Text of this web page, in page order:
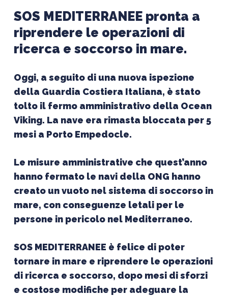
SOS MEDITERRANEE pronta a
riprendere le operazioni di
ricerca e soccorso in mare.
Oggi, a seguito di una nuova ispezione
della Guardia Costiera Italiana, è stato
tolto il fermo amministrativo della Ocean
Viking. La nave era rimasta bloccata per 5
mesi a Porto Empedocle.
Le misure amministrative che quest’anno
hanno fermato le navi della ONG hanno
creato un vuoto nel sistema di soccorso in
mare, con conseguenze letali per le
persone in pericolo nel Mediterraneo.
SOS MEDITERRANEE è felice di poter
tornare in mare e riprendere le operazioni
di ricerca e soccorso, dopo mesi di sforzi
e costose modifiche per adeguare la